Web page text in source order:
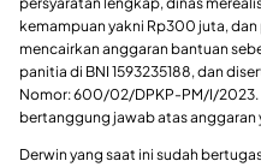
kemampuan yakni Rp300 juta, dan
mencairkan anggaran bantuan
panitia di BNI 1593235188, dan
Nomor: 600/02/DPKP-PM/I/2023.
bertanggung jawab atas anggaran
Derwin yang saat ini sudah